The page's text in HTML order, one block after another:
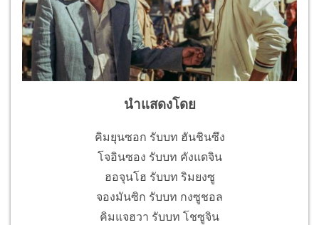
นำแสดงโดย
คิมยุนซอก รับบท ฮันชินซึง
โจอินซอง รับบท คังแดจิน
ฮอจุนโฮ รับบท ริมยงซู
จองมันซิก รับบท กงซูชอล
คิมแจฮวา รับบท โชซูจิน